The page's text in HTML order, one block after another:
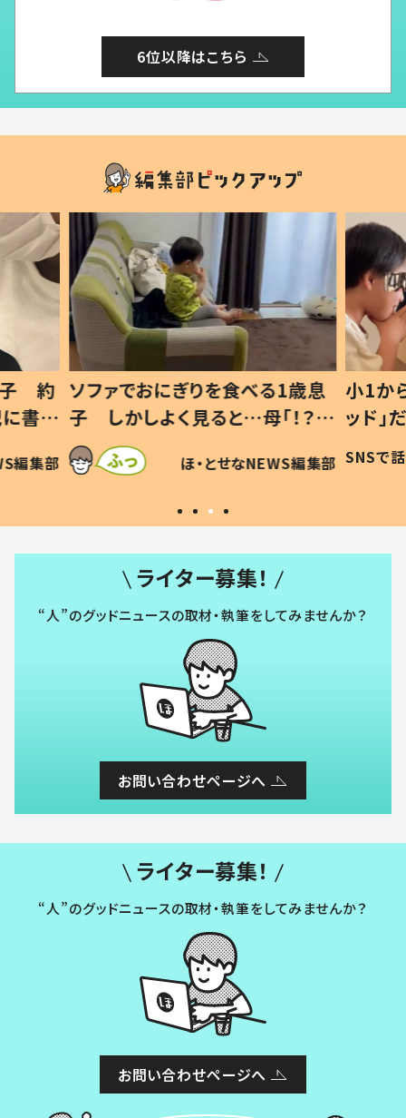
6位以降はこちら
歳息
？」
編集部
小1から不登校、息子は「ギフテ
ッド」だった 父が“ウチ給食”を
作り続ける理由とは #令和の親
#令和の子
SNSで話題 ほ・とせなNEWS編集部
ひ孫
が、抱
「涙
い」
ライター募集！
“人”のグッドニュースの取材・執筆をしてみませんか？
お問い合わせページへ
ライター募集！
“人”のグッドニュースの取材・執筆をしてみませんか？
お問い合わせページへ